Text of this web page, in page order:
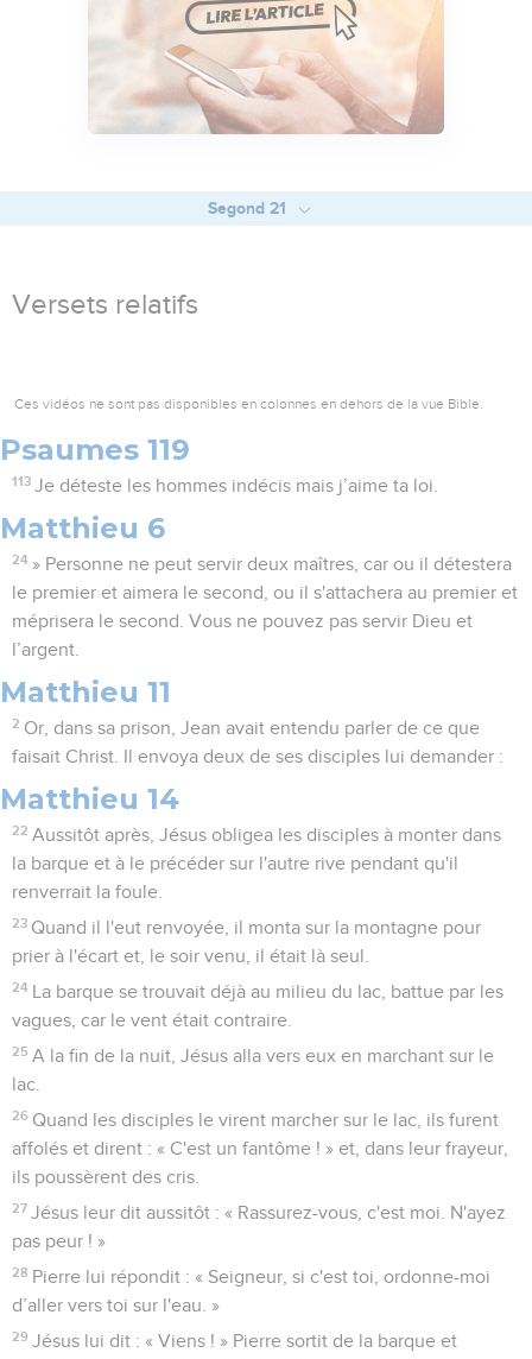
Segond 21
Versets relatifs
Ces vidéos ne sont pas disponibles en colonnes en dehors de la vue Bible.
Psaumes 119
113 Je déteste les hommes indécis mais j’aime ta loi.
Matthieu 6
24 » Personne ne peut servir deux maîtres, car ou il détestera
le premier et aimera le second, ou il s'attachera au premier et
méprisera le second. Vous ne pouvez pas servir Dieu et
l’argent.
Matthieu 11
2 Or, dans sa prison, Jean avait entendu parler de ce que
faisait Christ. Il envoya deux de ses disciples lui demander :
Matthieu 14
22 Aussitôt après, Jésus obligea les disciples à monter dans
la barque et à le précéder sur l'autre rive pendant qu'il
renverrait la foule.
23 Quand il l'eut renvoyée, il monta sur la montagne pour
prier à l'écart et, le soir venu, il était là seul.
24
La barque se trouvait déjà au milieu du lac, battue par les
vagues, car le vent était contraire.
25 A la fin de la nuit, Jésus alla vers eux en marchant sur le
lac.
26 Quand les disciples le virent marcher sur le lac, ils furent
affolés et dirent : « C'est un fantôme ! » et, dans leur frayeur,
ils poussèrent des cris.
27 Jésus leur dit aussitôt : « Rassurez-vous, c'est moi. N'ayez
pas peur ! »
28 Pierre lui répondit : « Seigneur, si c'est toi, ordonne-moi
d’aller vers toi sur l'eau. »
29 Jésus lui dit : « Viens ! » Pierre sortit de la barque et